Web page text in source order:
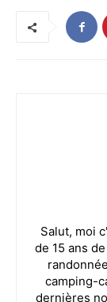
Salut, moi
de 15 ans
camping-
dernières